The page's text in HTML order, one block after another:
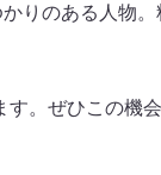
りのある人物
。ぜひこの機